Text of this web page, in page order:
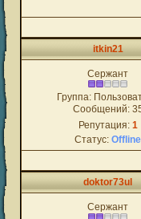
itkin21
Сержант
Группа:
Сообщений:
Репутация: 1
Статус: Offline
doktor73ul
Сержант